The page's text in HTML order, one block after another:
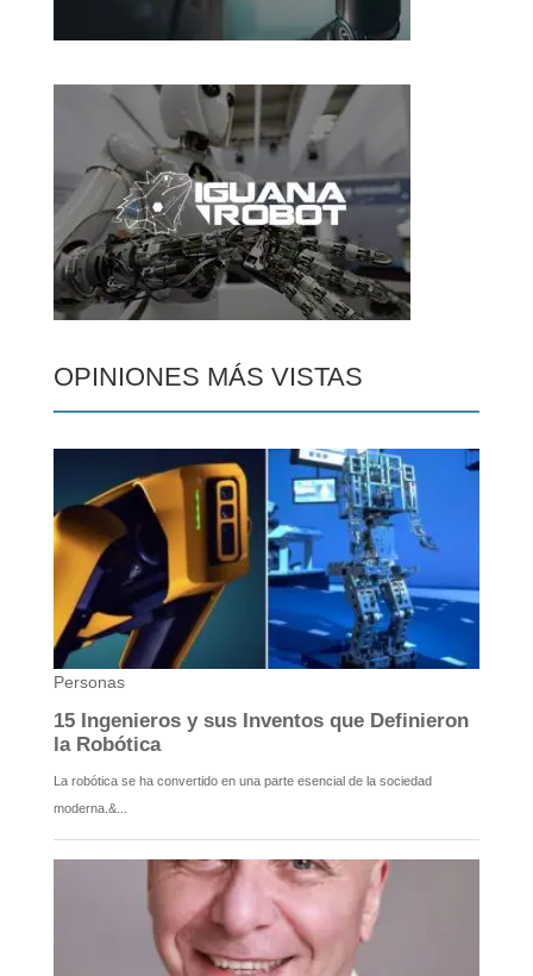
OPINIONES MÁS VISTAS